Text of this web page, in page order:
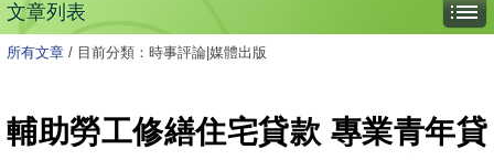
文章列表
所有文章 / 目前分類：時事評論|媒體出版
輔助勞工修繕住宅貸款 專業青年貸